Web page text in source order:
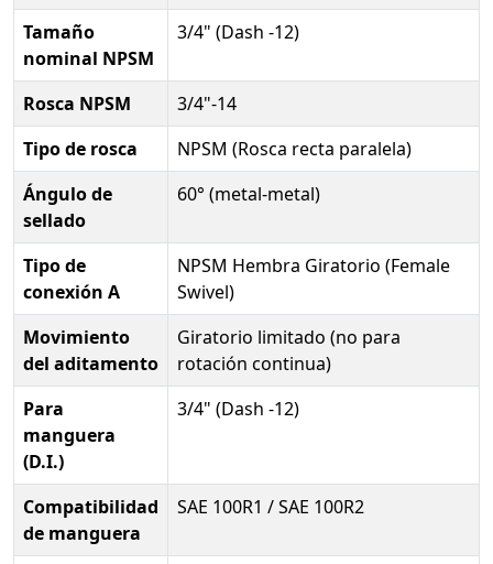
Tamaño
nominal NPSM
3/4" (Dash -12)
Rosca NPSM
3/4"-14
Tipo de rosca
NPSM (Rosca recta paralela)
Ángulo de
sellado
60° (metal-metal)
Tipo de
conexión A
NPSM Hembra Giratorio (Female
Swivel)
Movimiento
del aditamento
Giratorio limitado (no para
rotación continua)
Para
manguera
(D.I.)
3/4" (Dash -12)
Compatibilidad
de manguera
SAE 100R1 / SAE 100R2